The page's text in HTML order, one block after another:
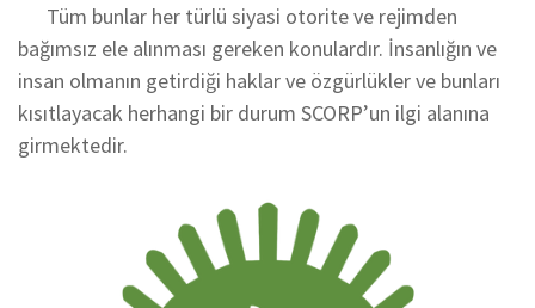
Tüm bunlar her türlü siyasi otorite ve rejimden
bağımsız ele alınması gereken konulardır. İnsanlığın ve
insan olmanın getirdiği haklar ve özgürlükler ve bunları
kısıtlayacak herhangi bir durum SCORP’un ilgi alanına
girmektedir.